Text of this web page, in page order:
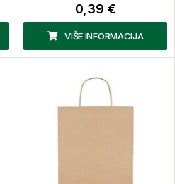
0,39 €
VIŠE INFORMACIJA